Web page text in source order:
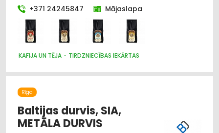
+371 24245847 Mājaslapa
KAFIJA UN TĒJA TIRDZNIECĪBAS IEKĀRTAS
Rīga
Baltijas durvis, SIA,
METĀLA DURVIS